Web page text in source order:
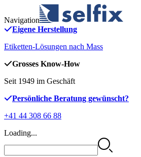
Navigation
Eigene Herstellung
Etiketten-Lösungen nach Mass
Grosses Know-How
Seit 1949 im Geschäft
Persönliche Beratung gewünscht?
+41 44 308 66 88
Loading...